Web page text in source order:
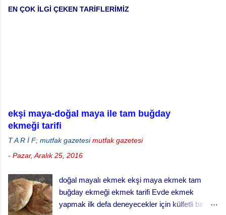
G
EN ÇOK İLGİ ÇEKEN TARİFLERİMİZ
ekşi maya-doğal maya ile tam buğday
ekmeği tarifi
T A R İ F; mutfak gazetesi mutfak gazetesi
- Pazar, Aralık 25, 2016
doğal mayalı ekmek ekşi maya ekmek tam
buğday ekmeği ekmek tarifi Evde ekmek
yapmak ilk defa deneyecekler için külfetli bir